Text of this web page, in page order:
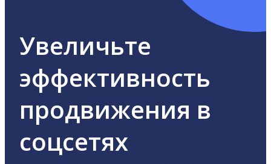
Увеличьте
эффективность
продвижения в
соцсетях